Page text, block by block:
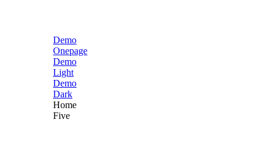
Demo
Onepage
Demo
Light
Demo
Dark
Home
Five